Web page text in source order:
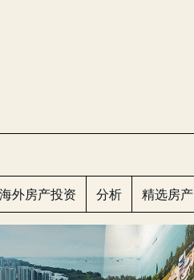
海外房产投资 分析 精选房产